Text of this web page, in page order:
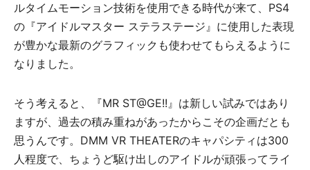
ルタイムモーション技術を使用できる時代が来て、PS4
の『アイドルマスター ステラステージ』に使用した表現
が豊かな最新のグラフィックも使わせてもらえるように
なりました。
そう考えると、『MR ST@GE!!』は新しい試みではあり
ますが、過去の積み重ねがあったからこその企画だとも
思うんです。DMM VR THEATERのキャパシティは300
人程度で、ちょうど駆け出しのアイドルが頑張ってライ